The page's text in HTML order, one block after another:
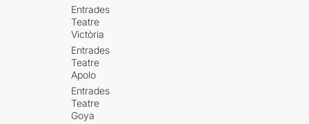
Entrades
Teatre
Victòria
Entrades
Teatre
Apolo
Entrades
Teatre
Goya